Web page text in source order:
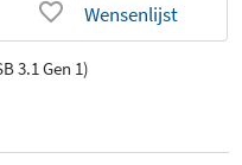
Wensenlijst
3.1 Gen 1)